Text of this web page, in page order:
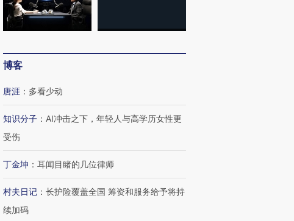
走进第四届链博
数智科技“链”接产
【特别呈现】寻找100种
CFO：不靠规模取胜，华
博客
唐涯 ： 多看少动
知识分子 ： AI冲击之下，年轻人与高学历女性更
受伤
丁金坤 ： 耳闻目睹的几位律师
村夫日记 ： 长护险覆盖全国 筹资和服务给予将持
续加码